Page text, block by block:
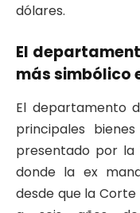
dólares.
El
más simbólico
El departamento
principales
presentado por la
donde la ex
desde que la